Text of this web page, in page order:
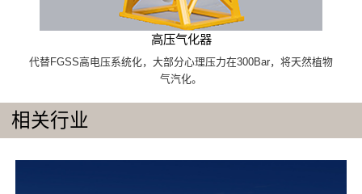
高压气化器
代替FGSS高电压系统化，大部分心理压力在300Bar，将天然植物
气汽化。
相关行业